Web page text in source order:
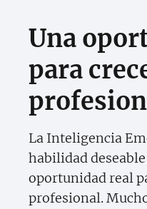
Una
para
La Inteligencia
habilidad
oportunidad real
profesional.